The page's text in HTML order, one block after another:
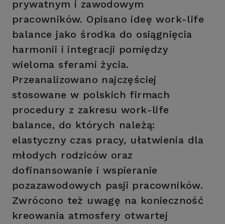
prywatnym i zawodowym
pracowników. Opisano ideę work-life
balance jako środka do osiągnięcia
harmonii i integracji pomiędzy
wieloma sferami życia.
Przeanalizowano najczęściej
stosowane w polskich firmach
procedury z zakresu work-life
balance, do których należą:
elastyczny czas pracy, ułatwienia dla
młodych rodziców oraz
dofinansowanie i wspieranie
pozazawodowych pasji pracowników.
Zwrócono też uwagę na konieczność
kreowania atmosfery otwartej